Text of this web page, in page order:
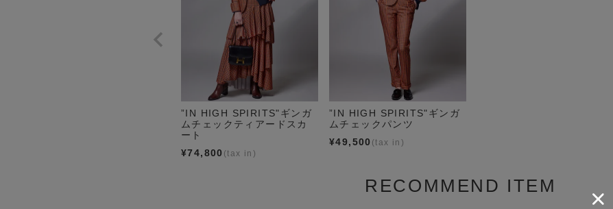
”IN HIGH SPIRITS"ギンガ
ムチェックティアードスカ
ート
¥74,800
”IN HIGH SPIRITS"ギンガ
ムチェックパンツ
¥49,500
RECOMMEND ITEM